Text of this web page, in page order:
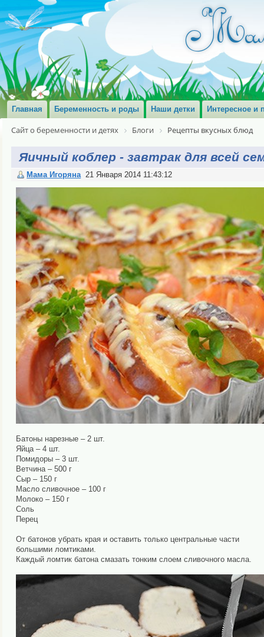
Главная Беременность и роды Наши детки Интересное и
Сайт о беременности и детях Блоги Рецепты вкусных блюд
Яичный коблер - завтрак для всей
Мама Игоряна 21 Января 2014 11:43:12
Батоны нарезные – 2 шт.
Яйца – 4 шт.
Помидоры – 3 шт.
Ветчина – 500 г
Сыр – 150 г
Масло сливочное – 100 г
Молоко – 150 г
Соль
Перец
От батонов убрать края и оставить только центральные части
большими ломтиками.
Каждый ломтик батона смазать тонким слоем сливочного масла.